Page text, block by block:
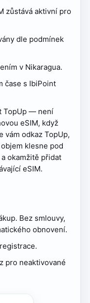
zůstává aktivní pro
dle podmínek
v Nikaragua.
čase s IbiPoint
TopUp — není
eSIM, když
vám odkaz TopUp,
klesne pod
okamžitě přidat
eSIM.
Bez smlouvy,
obnovení.
pro neaktivované